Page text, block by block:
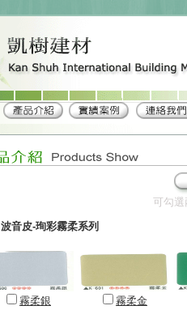
可勾選
波音皮-珣彩霧柔系列
霧柔銀 霧柔金